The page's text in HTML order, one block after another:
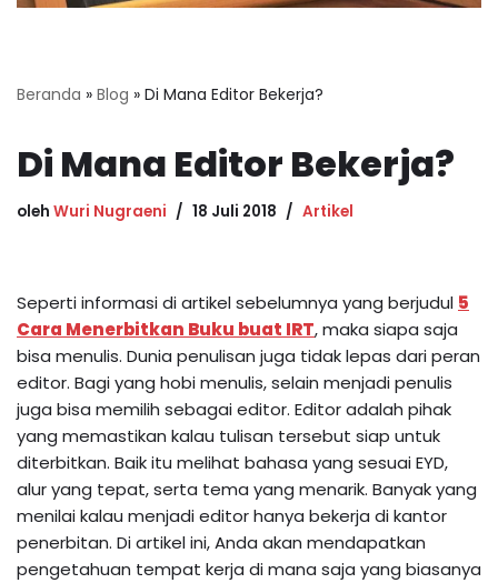
Beranda » Blog » Di Mana Editor Bekerja?
Di Mana Editor Bekerja?
oleh Wuri Nugraeni 18 Juli 2018 Artikel
Seperti informasi di artikel sebelumnya yang berjudul 5
Cara Menerbitkan Buku buat IRT, maka siapa saja
bisa menulis. Dunia penulisan juga tidak lepas dari peran
editor. Bagi yang hobi menulis, selain menjadi penulis
juga bisa memilih sebagai editor. Editor adalah pihak
yang memastikan kalau tulisan tersebut siap untuk
diterbitkan. Baik itu melihat bahasa yang sesuai EYD,
alur yang tepat, serta tema yang menarik. Banyak yang
menilai kalau menjadi editor hanya bekerja di kantor
penerbitan. Di artikel ini, Anda akan mendapatkan
pengetahuan tempat kerja di mana saja yang biasanya